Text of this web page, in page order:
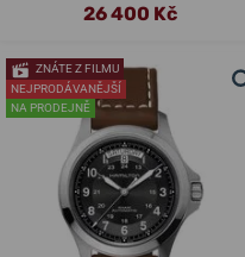
26 400 Kč
ZNÁTE Z FILMU
NEJPRODÁVANĚJŠÍ
NA PRODEJNĚ